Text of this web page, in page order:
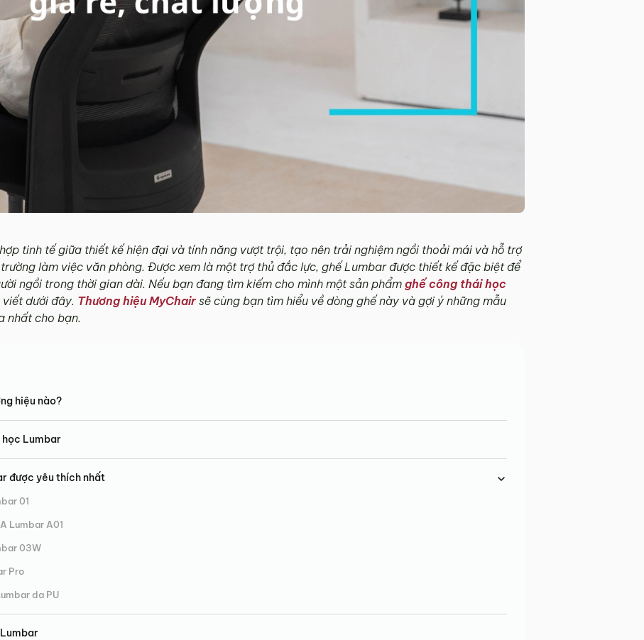
tinh tế giữa thiết kế hiện đại và tính năng vượt trội, tạo nên trải nghiệm ngồi thoải mái và hỗ trợ
làm việc văn phòng. Được xem là một trợ thủ đắc lực, ghế Lumbar được thiết kế đặc biệt để
ngồi trong thời gian dài. Nếu bạn đang tìm kiếm cho mình một sản phẩm ghế công thái học
dưới đây. Thương hiệu MyChair sẽ cùng bạn tìm hiểu về dòng ghế này và gợi ý những mẫu
nhất cho bạn.
hiệu nào?
Lumbar
được yêu thích nhất
01
Lumbar A01
03W
Pro
da PU